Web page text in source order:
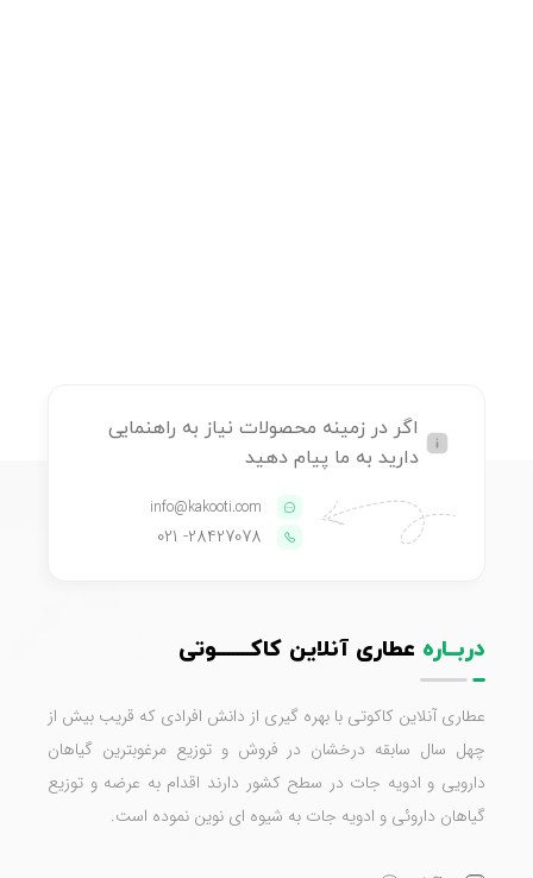
اگر در زمینه محصولات نیاز به راهنمایی
دارید به ما پیام دهید
info@kakooti.com
28427078
- 021
دربــاره عطاری آنلاین کاکـــــــوتی
عطاری آنلاین کاکوتی با بهره گیری از دانش افرادی که قریب بیش از
چهل سال سابقه درخشان در فروش و توزیع مرغوبترین گیاهان
دارویی و ادویه جات در سطح کشور دارند اقدام به عرضه و توزیع
گیاهان داروئی و ادویه جات به شیوه ای نوین نموده است.